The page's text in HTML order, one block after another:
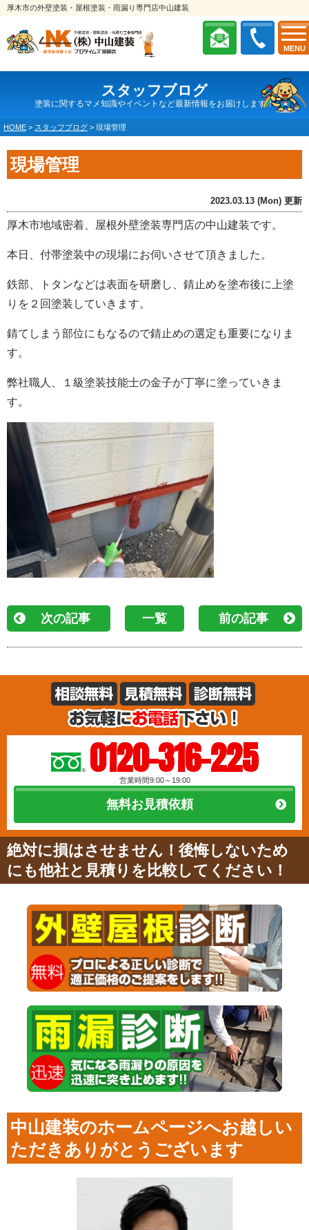
MENU
厚木市の外壁塗装・屋根塗装・雨漏り専門店中山建装
スタッフブログ
塗装に関するマメ知識やイベントなど最新情報をお届けします！
HOME > スタッフブログ > 現場管理
現場管理
2023.03.13 (Mon) 更新
厚木市地域密着、屋根外壁塗装専門店の中山建装です。
本日、付帯塗装中の現場にお伺いさせて頂きました。
鉄部、トタンなどは表面を研磨し、錆止めを塗布後に上塗
りを２回塗装していきます。
錆てしまう部位にもなるので錆止めの選定も重要になりま
す。
弊社職人、１級塗装技能士の金子が丁寧に塗っていきま
す。
次の記事 一覧 前の記事
0120-316-225
営業時間9:00～19:00
無料お見積依頼
絶対に損はさせません！後悔しないため
にも他社と見積りを比較してください！
中山建装のホームページへお越しい
ただきありがとうございます